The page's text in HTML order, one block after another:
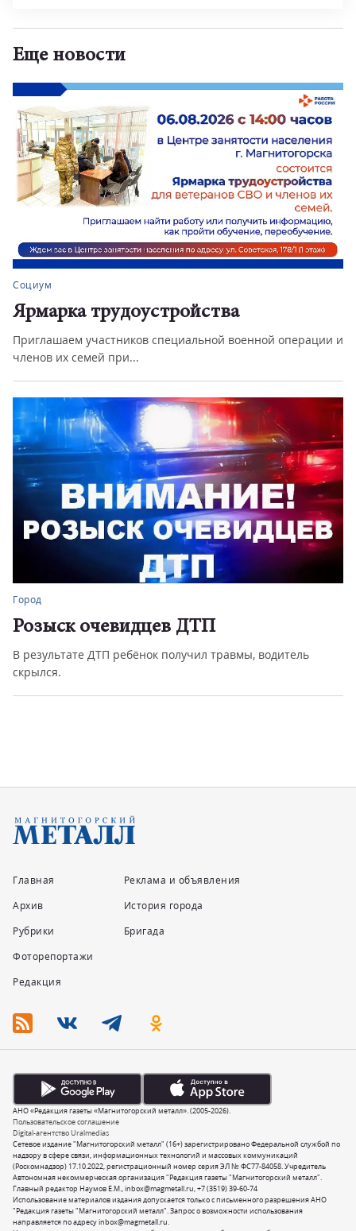
Еще новости
Социум
Ярмарка трудоустройства
Приглашаем участников специальной военной операции и
членов их семей при...
Город
Розыск очевидцев ДТП
В результате ДТП ребёнок получил травмы, водитель
скрылся.
Главная
Архив
Рубрики
Фоторепортажи
Редакция
Реклама и объявления
История города
Бригада
Сетевое издание "Магнитогорский металл" (16+) зарегистрировано Федеральной службой по
надзору в сфере связи, информационных технологий и массовых коммуникаций
(Роскомнадзор) 17.10.2022, регистрационный номер серия ЭЛ № ФС77-84058. Учредитель
Автономная некоммерческая организация "Редакция газеты "Магнитогорский металл".
Главный редактор Наумов Е.М.,inbox@magmetall.ru,+7 (3519) 39-60-74
Использование материалов издания допускается только с письменного разрешения АНО
"Редакция газеты "Магнитогорский металл". Запрос о возможности использования
направляется по адресуinbox@magmetall.ru.
Пользовательское соглашение
Digital-агентство Uralmedias
АНО «Редакция газеты «Магнитогорский металл». (2005-2026).